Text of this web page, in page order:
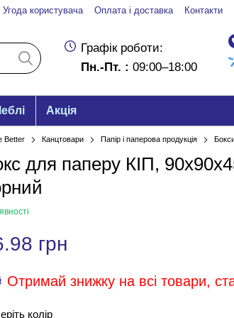
Угода користувача Оплата і доставка Контакти
Графік роботи:
Пн.-Пт. : 09:00–18:00
Акція
Better Канцтовари Папір і паперова продукція
для паперу КІП,
грн
Отримай знижку на всі товари,
колір